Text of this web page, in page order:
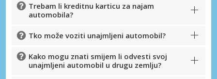
Trebam li kreditnu karticu za najam
automobila?
Tko može voziti unajmljeni automobil?
Kako mogu znati smijem li odvesti svoj
unajmljeni automobil u drugu zemlju?